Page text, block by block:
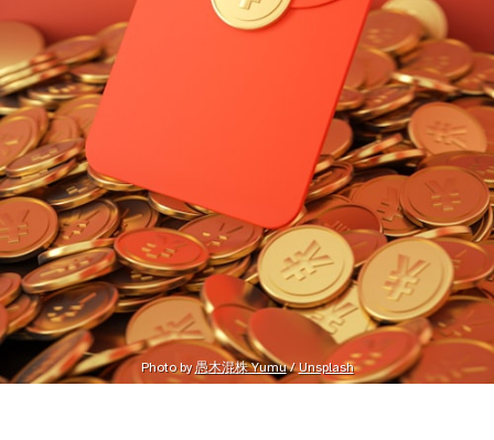
Photo by 愚木混株 Yumu / Unsplash